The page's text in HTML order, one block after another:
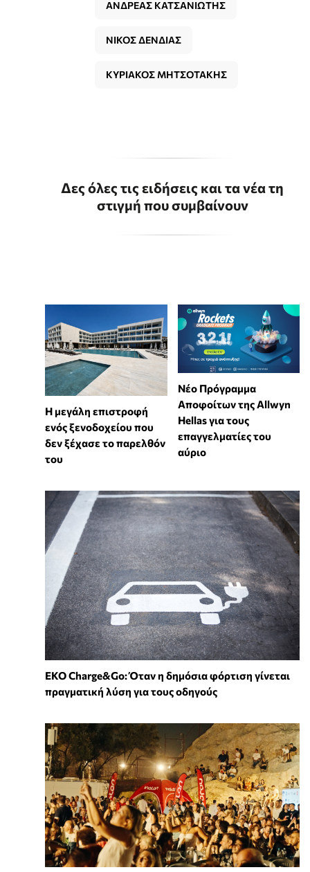
ΑΝΔΡΕΑΣ ΚΑΤΣΑΝΙΩΤΗΣ
ΝΙΚΟΣ ΔΕΝΔΙΑΣ
ΚΥΡΙΑΚΟΣ ΜΗΤΣΟΤΑΚΗΣ
Δες όλες τις ειδήσεις και τα νέα τη
στιγμή που συμβαίνουν
Η μεγάλη επιστροφή
ενός ξενοδοχείου που
δεν ξέχασε το παρελθόν
του
Νέο Πρόγραμμα
Αποφοίτων της Allwyn
Hellas για τους
επαγγελματίες του
αύριο
EKO Charge&Go: Όταν η δημόσια φόρτιση γίνεται
πραγματική λύση για τους οδηγούς